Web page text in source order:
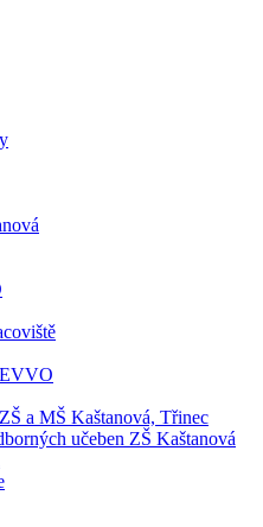
a MŠ Kaštanová, Třinec
učeben ZŠ Kaštanová